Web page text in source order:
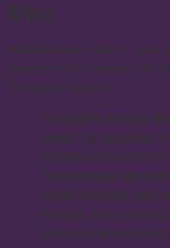
Mito
Muitos mitos sobre o sono
populares ou crenças que
Exemplos incluem:
“Os bebês devem
início”: Na realidade,
durante a noite para
“Se um bebê não
estão fazendo algo
crianças pode variar
indicativo de